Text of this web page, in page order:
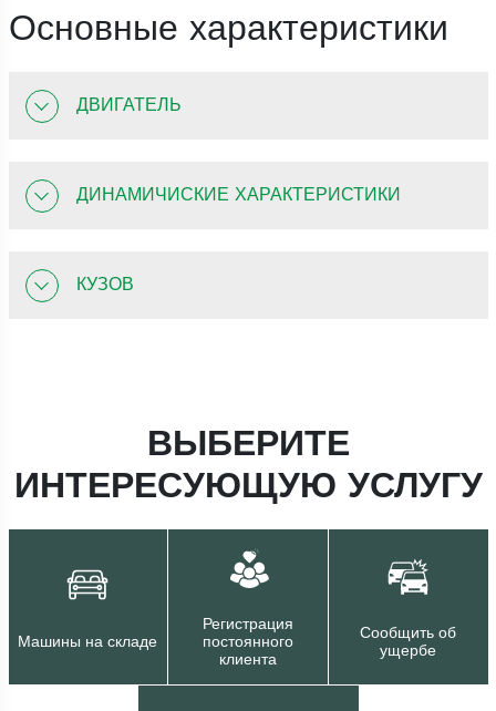
Основные характеристики
ДВИГАТЕЛЬ
ДИНАМИЧИСКИЕ ХАРАКТЕРИСТИКИ
КУЗОВ
ВЫБЕРИТЕ
ИНТЕРЕСУЮЩУЮ УСЛУГУ
Машины на складе
Регистрация
постоянного
клиента
Сообщить об
ущербе